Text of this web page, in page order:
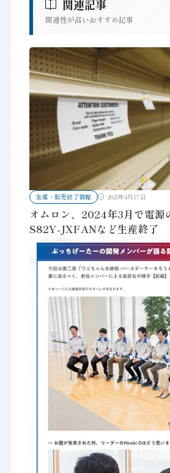
関連記事
関連性が高いおすすめ記事
生産・販売終了情報 2023年4月17日
オムロン、2024年3月で電源
S82Y-JXFANなど生産終了